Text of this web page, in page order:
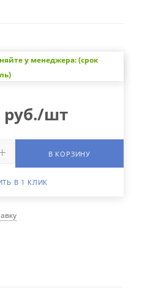
у менеджера: (срок
руб./шт
В КОРЗИНУ
В 1 КЛИК